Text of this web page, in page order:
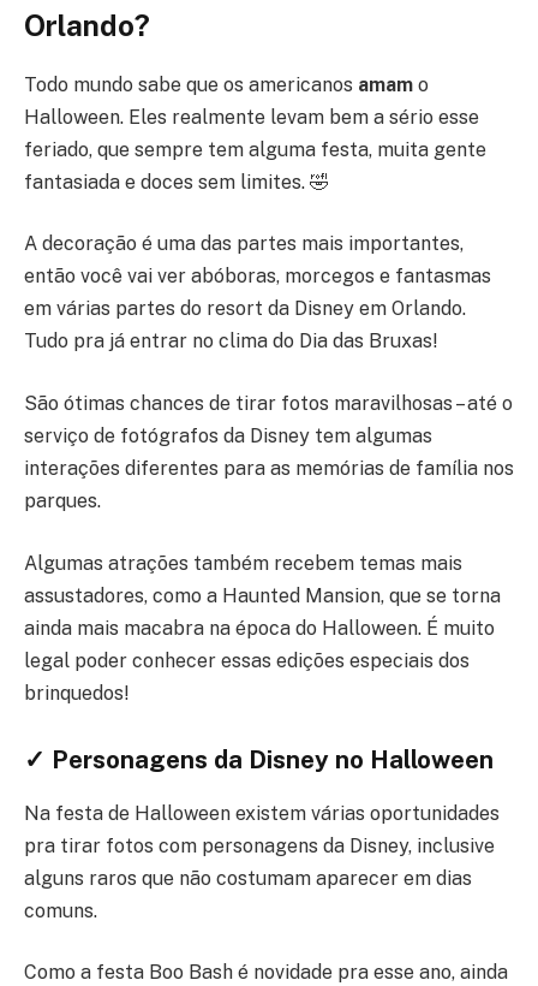
Orlando?
Todo mundo sabe que os americanos amam o
Halloween. Eles realmente levam bem a sério esse
feriado, que sempre tem alguma festa, muita gente
fantasiada e doces sem limites. 🤣
A decoração é uma das partes mais importantes,
então você vai ver abóboras, morcegos e fantasmas
em várias partes do resort da Disney em Orlando.
Tudo pra já entrar no clima do Dia das Bruxas!
São ótimas chances de tirar fotos maravilhosas – até o
serviço de fotógrafos da Disney tem algumas
interações diferentes para as memórias de família nos
parques.
Algumas atrações também recebem temas mais
assustadores, como a Haunted Mansion, que se torna
ainda mais macabra na época do Halloween. É muito
legal poder conhecer essas edições especiais dos
brinquedos!
✓ Personagens da Disney no Halloween
Na festa de Halloween existem várias oportunidades
pra tirar fotos com personagens da Disney, inclusive
alguns raros que não costumam aparecer em dias
comuns.
Como a festa Boo Bash é novidade pra esse ano, ainda